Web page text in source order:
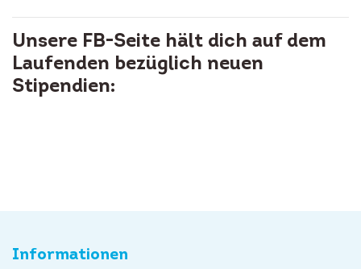
Unsere FB-Seite hält dich auf dem
Laufenden bezüglich neuen
Stipendien:
Informationen